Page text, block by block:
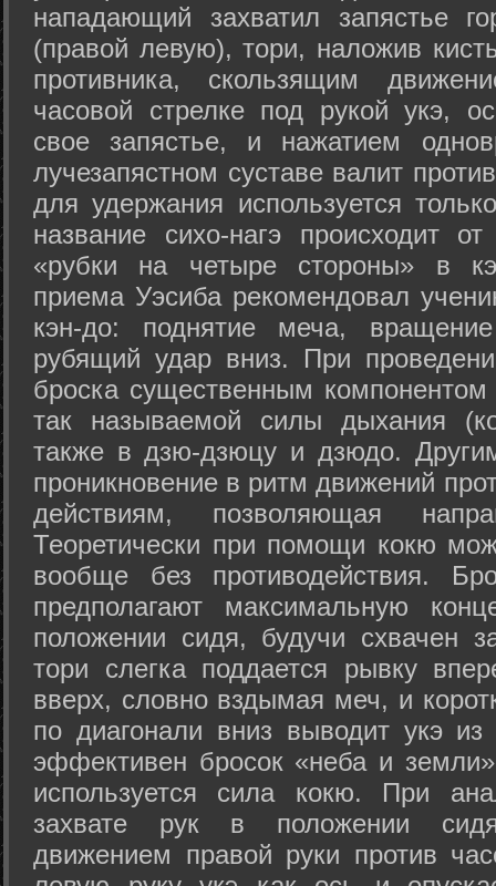
нападающий захватил запястье
(правой левую), тори, наложив
противника, скользящим
часовой стрелке под рукой укэ,
свое запястье, и нажатием
лучезапястном суставе валит
для удержания используется
название сихо-нагэ происходит
«рубки на четыре стороны» в
приема Уэсиба рекомендовал
кэн-до: поднятие меча,
рубящий удар вниз. При
броска существенным компонентом
так называемой силы дыхания
также в дзю-дзюцу и дзюдо.
проникновение в ритм движений
действиям, позволяющая
Теоретически при помощи кокю
вообще без противодействия.
предполагают максимальную
положении сидя, будучи схвачен
тори слегка поддается рывку
вверх, словно вздымая меч, и
по диагонали вниз выводит укэ
эффективен бросок «неба и
используется сила кокю. При
захвате рук в положении
движением правой руки против